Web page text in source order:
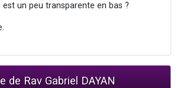
un peu transparente en bas ?
de Rav Gabriel DAYAN